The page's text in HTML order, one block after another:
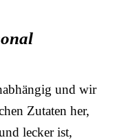
und wir
Zutaten her,
lecker ist,